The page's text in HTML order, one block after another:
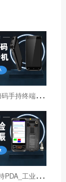
N
73S工业扫码手持终端｜6寸仓库出入库PDA扫码枪
测
温测振手持PDA_工业巡检手持终端机_红外线测温PDA